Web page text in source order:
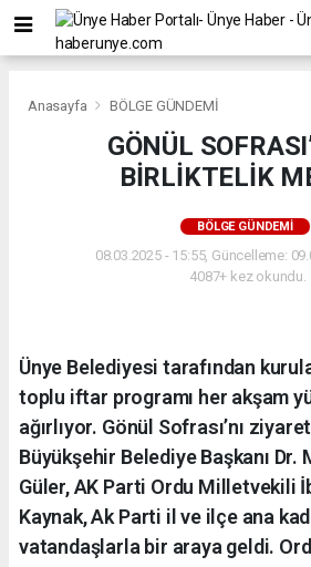
Anasayfa BÖLGE GÜNDEMİ
GÖNÜL
BİRLİKTELİK
BÖLGE GÜNDEMİ
08.03.2025 - 15:55, Güncelleme:
4087+ kez okundu.
Ünye Belediyesi tarafından
toplu iftar programı her akşam
ağırlıyor. Gönül Sofrası’nı
Büyükşehir Belediye Başkanı Dr.
Güler, AK Parti Ordu Milletvekili
Kaynak, Ak Parti il ve ilçe ana
vatandaşlarla bir araya geldi.